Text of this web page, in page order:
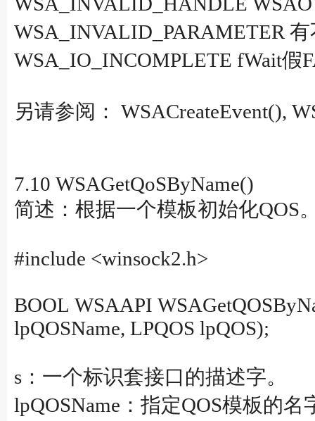
WSA_INVALID_PARAMETER
WSA_IO_INCOMPLETE fWait
另请参阅： WSACreateEvent(),
7.10 WSAGetQoSByName()
简述：根据一个模板初始化QOS
#include <winsock2.h>
BOOL WSAAPI
lpQOSName, LPQOS lpQOS);
s：一个标识套接口的描述字。
lpQOSName：指定QOS模板的名